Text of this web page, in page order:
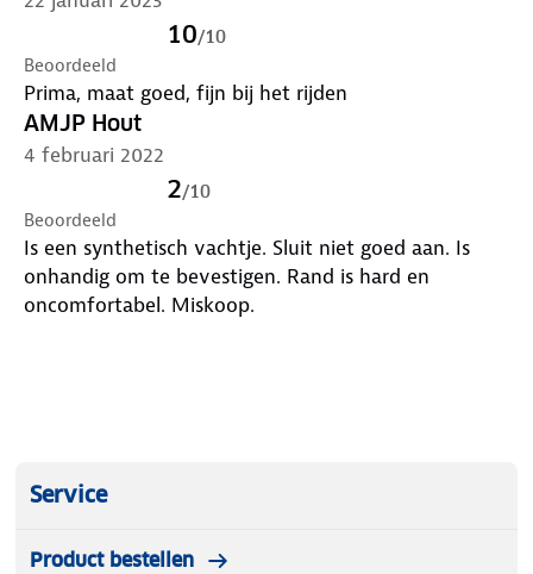
10/10
Beoordeeld
Prima, maat goed, fijn bij het rijden
AMJP Hout
4 februari 2022
2/10
Beoordeeld
Is een synthetisch vachtje. Sluit niet goed aan. Is
onhandig om te bevestigen. Rand is hard en
oncomfortabel. Miskoop.
Service
Product bestellen